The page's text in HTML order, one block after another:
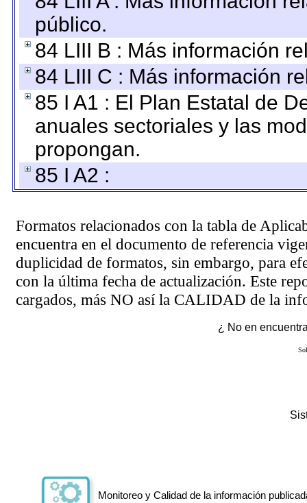
público.
84 LIII B : Más información
84 LIII C : Más información
85 I A1 : El Plan Estatal de
anuales sectoriales y las
propongan.
85 I A2 :
Formatos relacionados con la tabla de
encuentra en el documento de referencia
duplicidad de formatos, sin embargo, para
con la última fecha de actualización. Este
cargados, más NO así la CALIDAD de la
¿ No en
Monitoreo y Calidad de la información